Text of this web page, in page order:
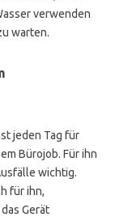
verwenden
warten.
jeden Tag für
Bürojob. Für ihn
wichtig.
für ihn,
Gerät